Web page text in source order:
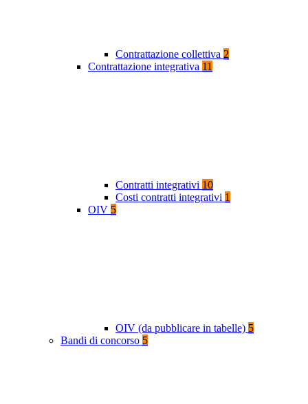
Contrattazione collettiva 2
Contrattazione integrativa 11
Contratti integrativi 10
Costi contratti integrativi 1
OIV 5
OIV (da pubblicare in tabelle) 5
Bandi di concorso 5